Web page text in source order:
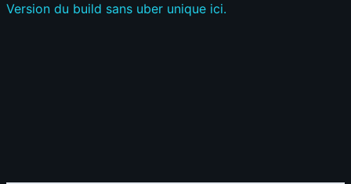
Version du build sans uber unique ici.